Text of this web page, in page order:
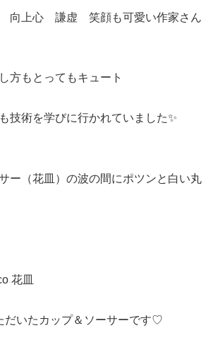
上心 謙虚 笑顔も可愛い作家さん
方もとってもキュート
技術を学びに行かれていました✨
ー（花皿）の波の間にポツンと白い丸
花皿
だいたカップ＆ソーサーです♡